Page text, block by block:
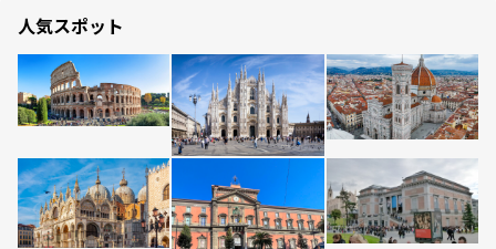
人気スポット